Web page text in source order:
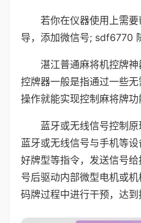
若你在仪器使用上需
导，添加微信号; sdf6770
湛江普通麻将机控牌
控牌器一般是指通过一些
操作就能实现控制麻将牌功
蓝牙或无线信号控制
蓝牙或无线信号与手机等
好牌型等指令，发送信号
号后驱动内部微型电机或机
码牌过程中进行干预，达到